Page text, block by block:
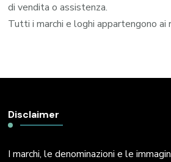
di vendita o assistenza.
Tutti i marchi e loghi appartengono
Disclaimer
I marchi, le denominazioni e le